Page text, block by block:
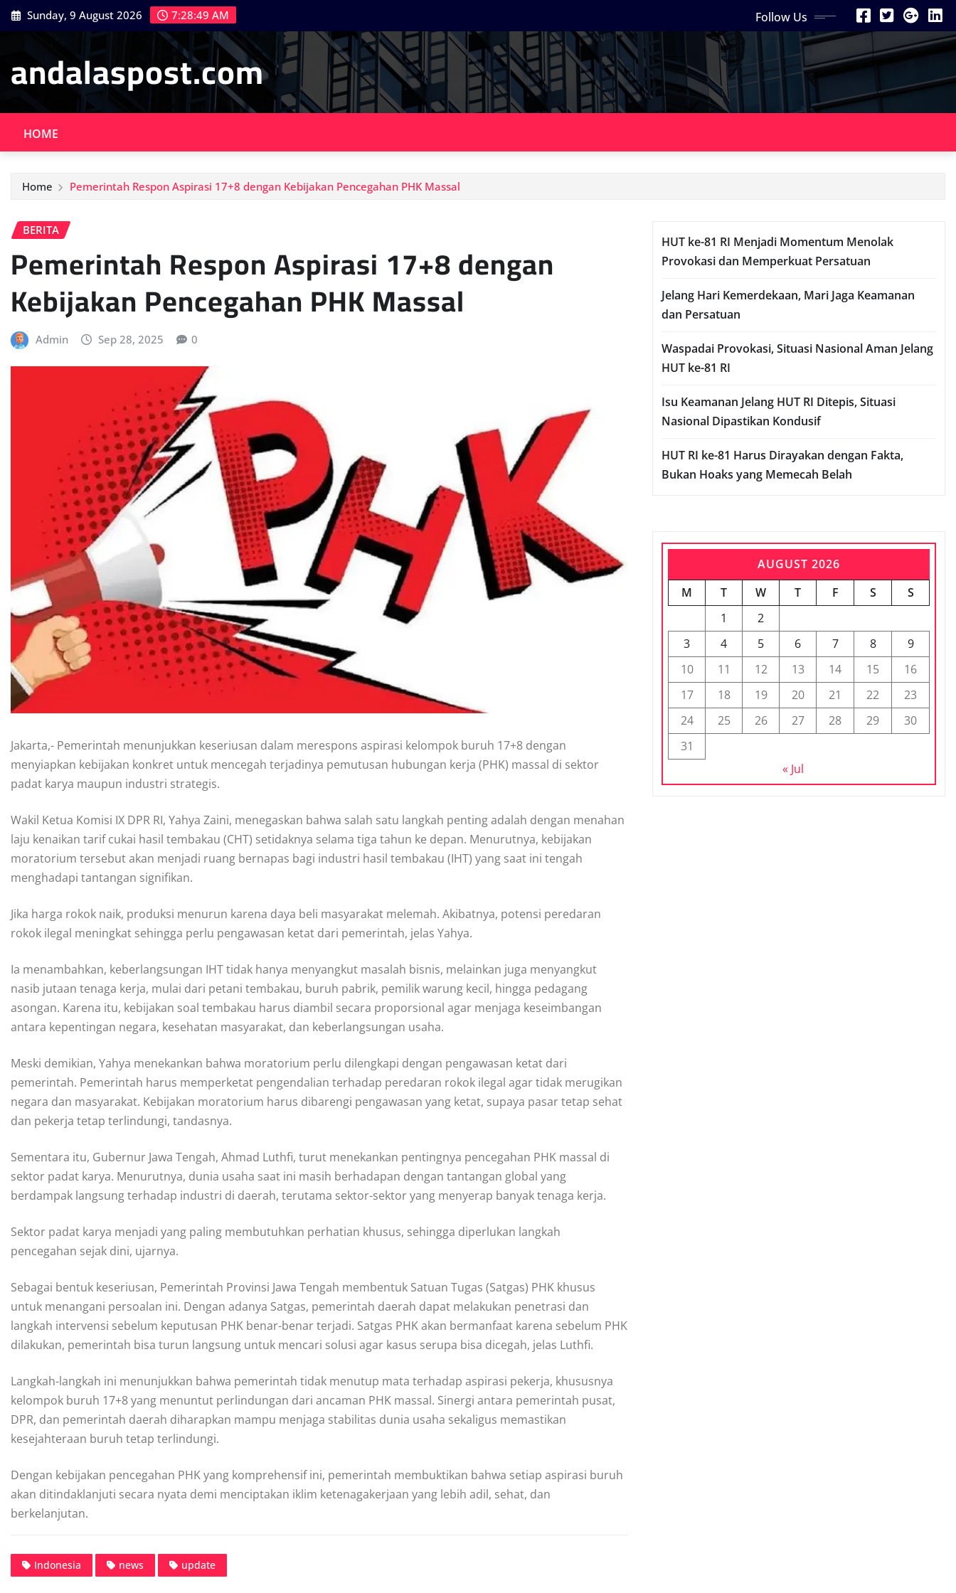
Skip
to
Sunday, 9 August 2026 7:28:51 AM Follow Us
andalaspost.com
HOME
Home Pemerintah Respon Aspirasi 17+8 dengan Kebijakan Pencegahan PHK Massal
BERITA
Pemerintah Respon Aspirasi 17+8 dengan
Kebijakan Pencegahan PHK Massal
Admin Sep 28, 2025 0
Jakarta,- Pemerintah menunjukkan keseriusan dalam merespons aspirasi kelompok buruh 17+8 dengan
menyiapkan kebijakan konkret untuk mencegah terjadinya pemutusan hubungan kerja (PHK) massal di sektor
padat karya maupun industri strategis.
Wakil Ketua Komisi IX DPR RI, Yahya Zaini, menegaskan bahwa salah satu langkah penting adalah dengan menahan
laju kenaikan tarif cukai hasil tembakau (CHT) setidaknya selama tiga tahun ke depan. Menurutnya, kebijakan
moratorium tersebut akan menjadi ruang bernapas bagi industri hasil tembakau (IHT) yang saat ini tengah
menghadapi tantangan signifikan.
Jika harga rokok naik, produksi menurun karena daya beli masyarakat melemah. Akibatnya, potensi peredaran
rokok ilegal meningkat sehingga perlu pengawasan ketat dari pemerintah, jelas Yahya.
Ia menambahkan, keberlangsungan IHT tidak hanya menyangkut masalah bisnis, melainkan juga menyangkut
nasib jutaan tenaga kerja, mulai dari petani tembakau, buruh pabrik, pemilik warung kecil, hingga pedagang
asongan. Karena itu, kebijakan soal tembakau harus diambil secara proporsional agar menjaga keseimbangan
antara kepentingan negara, kesehatan masyarakat, dan keberlangsungan usaha.
Meski demikian, Yahya menekankan bahwa moratorium perlu dilengkapi dengan pengawasan ketat dari
pemerintah. Pemerintah harus memperketat pengendalian terhadap peredaran rokok ilegal agar tidak merugikan
negara dan masyarakat. Kebijakan moratorium harus dibarengi pengawasan yang ketat, supaya pasar tetap sehat
dan pekerja tetap terlindungi, tandasnya.
Sementara itu, Gubernur Jawa Tengah, Ahmad Luthfi, turut menekankan pentingnya pencegahan PHK massal di
sektor padat karya. Menurutnya, dunia usaha saat ini masih berhadapan dengan tantangan global yang
berdampak langsung terhadap industri di daerah, terutama sektor-sektor yang menyerap banyak tenaga kerja.
Sektor padat karya menjadi yang paling membutuhkan perhatian khusus, sehingga diperlukan langkah
pencegahan sejak dini, ujarnya.
Sebagai bentuk keseriusan, Pemerintah Provinsi Jawa Tengah membentuk Satuan Tugas (Satgas) PHK khusus
untuk menangani persoalan ini. Dengan adanya Satgas, pemerintah daerah dapat melakukan penetrasi dan
langkah intervensi sebelum keputusan PHK benar-benar terjadi. Satgas PHK akan bermanfaat karena sebelum PHK
dilakukan, pemerintah bisa turun langsung untuk mencari solusi agar kasus serupa bisa dicegah, jelas Luthfi.
Langkah-langkah ini menunjukkan bahwa pemerintah tidak menutup mata terhadap aspirasi pekerja, khususnya
kelompok buruh 17+8 yang menuntut perlindungan dari ancaman PHK massal. Sinergi antara pemerintah pusat,
DPR, dan pemerintah daerah diharapkan mampu menjaga stabilitas dunia usaha sekaligus memastikan
kesejahteraan buruh tetap terlindungi.
Dengan kebijakan pencegahan PHK yang komprehensif ini, pemerintah membuktikan bahwa setiap aspirasi buruh
akan ditindaklanjuti secara nyata demi menciptakan iklim ketenagakerjaan yang lebih adil, sehat, dan
berkelanjutan.
Indonesia news update
HUT ke-81 RI Menjadi Momentum Menolak
Provokasi dan Memperkuat Persatuan
Jelang Hari Kemerdekaan, Mari Jaga Keamanan
dan Persatuan
Waspadai Provokasi, Situasi Nasional Aman Jelang
HUT ke-81 RI
Isu Keamanan Jelang HUT RI Ditepis, Situasi
Nasional Dipastikan Kondusif
HUT RI ke-81 Harus Dirayakan dengan Fakta,
Bukan Hoaks yang Memecah Belah
AUGUST 2026
M
T W T F S
S
1
2
3
4 5 6 7 8
9
10
11 12 13 14 15
16
17
18 19 20 21 22
23
24
25 26 27 28 29
30
31
« Jul